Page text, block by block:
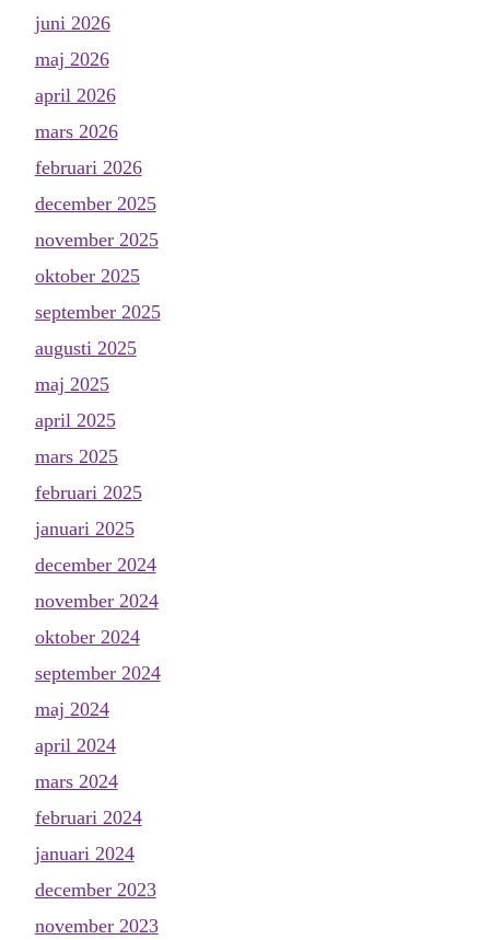
juni 2026
maj 2026
april 2026
mars 2026
februari 2026
december 2025
november 2025
oktober 2025
september 2025
augusti 2025
maj 2025
april 2025
mars 2025
februari 2025
januari 2025
december 2024
november 2024
oktober 2024
september 2024
maj 2024
april 2024
mars 2024
februari 2024
januari 2024
december 2023
november 2023